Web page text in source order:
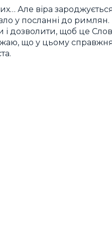
Але віра
у посланні до римлян.
і дозволити, щоб це
що у цьому